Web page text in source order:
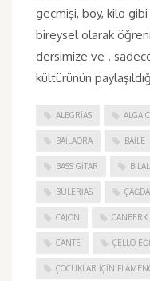
geçmişi, boy, kilo gibi
bireysel olarak
dersimize ve .
kültürünün
ALEGRIAS ALGA
BAILAORA BAILE
BASS GITAR
BULERIAS
CAJON
CANTE ÇELLO
ÇOCUKLAR IÇIN